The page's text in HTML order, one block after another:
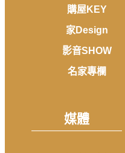
購屋KEY
家Design
影音SHOW
名家專欄
媒體